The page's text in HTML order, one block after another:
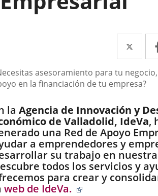
a
una
asesoramiento para tu
en la financiación de tu empresa?
la Agencia de Innovación y
de Valladolid, IdeVa,
una Red de Apoyo
a emprendedores y
su trabajo en
todos los servicios y
para crear y
web de IdeVa.
Enlace